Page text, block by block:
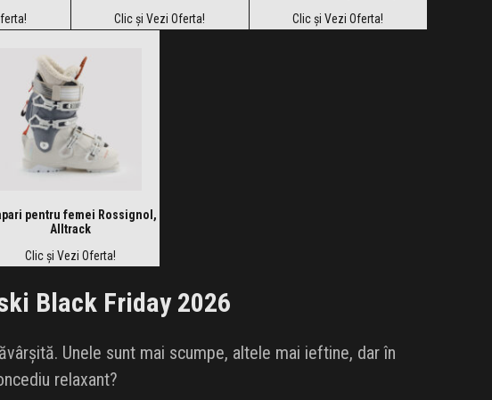
Clic și Vezi Oferta!
Clic și Vezi Oferta!
pentru femei Rossignol,
Alltrack
Clic și Vezi Oferta!
Black Friday 2026
Unele sunt mai scumpe, altele mai ieftine, dar în
relaxant?